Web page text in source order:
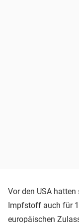
Vor den USA
Impfstoff auch für
europäischen